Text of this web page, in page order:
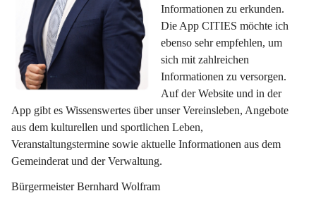
Informationen zu erkunden.
Die App CITIES möchte ich
ebenso sehr empfehlen, um
sich mit zahlreichen
Informationen zu versorgen.
Auf der Website und in der
App gibt es Wissenswertes über unser Vereinsleben, Angebote
aus dem kulturellen und sportlichen Leben,
Veranstaltungstermine sowie aktuelle Informationen aus dem
Gemeinderat und der Verwaltung.
Bürgermeister Bernhard Wolfram